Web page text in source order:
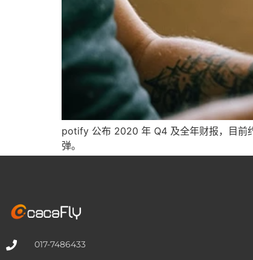
potify 公布 2020 年 Q4 及全年财报，目前
弹。
017-7486433